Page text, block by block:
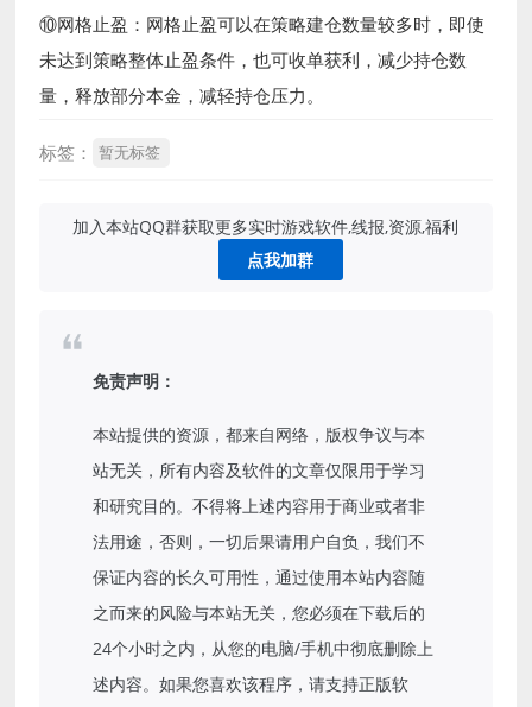
⑩网格止盈：网格止盈可以在策略建仓数量较多时，即使
未达到策略整体止盈条件，也可收单获利，减少持仓数
量，释放部分本金，减轻持仓压力。
标签： 暂无标签
加入本站QQ群获取更多实时游戏软件,线报,资源,福利
点我加群
免责声明：
本站提供的资源，都来自网络，版权争议与本
站无关，所有内容及软件的文章仅限用于学习
和研究目的。不得将上述内容用于商业或者非
法用途，否则，一切后果请用户自负，我们不
保证内容的长久可用性，通过使用本站内容随
之而来的风险与本站无关，您必须在下载后的
24个小时之内，从您的电脑/手机中彻底删除上
述内容。如果您喜欢该程序，请支持正版软